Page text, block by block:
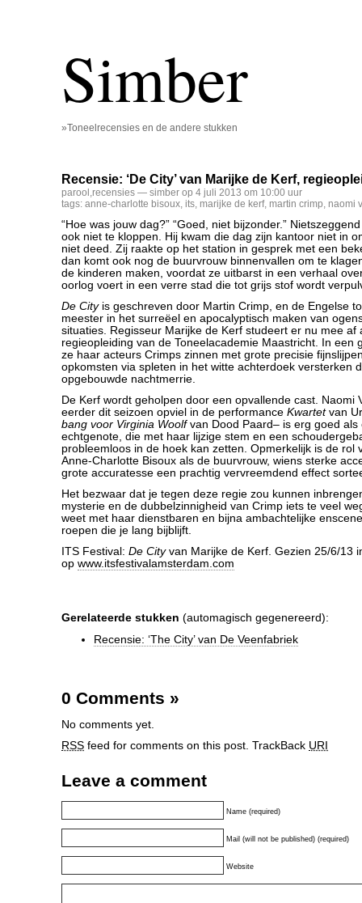
Simber
»Toneelrecensies en de andere stukken
Recensie: ‘De City’ van Marijke de Kerf,
parool ,recensies — simber op 4 juli 2013 om 10:00 uur
tags: anne-charlotte bisoux, its, marijke de kerf, martin crimp, naomi
“Hoe was jouw dag?” “Goed, niet bijzonder.”
ook niet te kloppen. Hij kwam die dag zijn kantoor niet in
niet deed. Zij raakte op het station in gesprek met een
dan komt ook nog de buurvrouw binnenvallen om te
de kinderen maken, voordat ze uitbarst in een verhaal
oorlog voert in een verre stad die tot grijs stof wordt
De Cityis geschreven door Martin Crimp, en de Engelse
meester in het surreëel en apocalyptisch maken van
situaties. Regisseur Marijke de Kerf studeert er nu mee af
regieopleiding van de Toneelacademie Maastricht. In een
ze haar acteurs Crimps zinnen met grote precisie
opkomsten via spleten in het witte achterdoek versterken
opgebouwde nachtmerrie.
De Kerf wordt geholpen door een opvallende cast. Naomi
eerder dit seizoen opviel in de performance Kwartetvan
bang voor Virginia Woolfvan Dood Paard– is erg goed als
echtgenote, die met haar lijzige stem en een
probleemloos in de hoek kan zetten. Opmerkelijk is de rol
Anne-Charlotte Bisoux als de buurvrouw, wiens sterke
grote accuratesse een prachtig vervreemdend effect
Het bezwaar dat je tegen deze regie zou kunnen
mysterie en de dubbelzinnigheid van Crimp iets te veel
weet met haar dienstbaren en bijna ambachtelijke
roepen die je lang bijblijft.
ITS Festival: De Cityvan Marijke de Kerf. Gezien 25/6/13
op www.itsfestivalamsterdam.com
Gerelateerde stukken (automagisch gegenereerd):
Recensie: ‘The City’ van De Veenfabriek
0 Comments »
No comments yet.
RSS feed for comments on this post. TrackBack URI
Leave a comment
Name (required)
Mail (will not be published) (required)
Website